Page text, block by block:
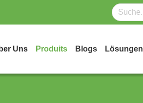
Uns Produits Blogs Lösungen